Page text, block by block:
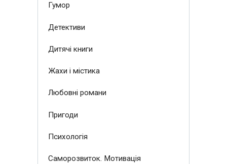
Гумор
Детективи
Дитячі книги
Жахи і містика
Любовні романи
Пригоди
Психологія
Саморозвиток. Мотивація